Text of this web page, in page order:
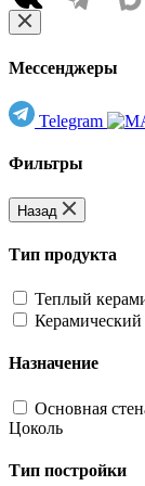
Мессенджеры
Telegram
Фильтры
Назад
Тип продукта
Теплый
Назначение
Основная
Цоколь
Тип постройки